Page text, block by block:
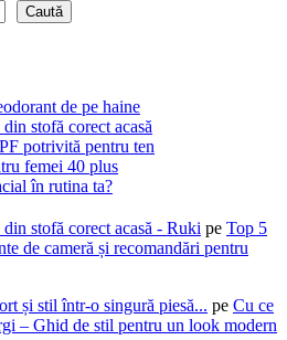
Caută
de pe haine
stofă corect acasă
potrivită pentru ten
femei 40 plus
în rutina ta?
stofă corect acasă - Ruki pe Top 5
de cameră și recomandări pentru
și stil într-o singură piesă... pe Cu ce
– Ghid de stil pentru un look modern